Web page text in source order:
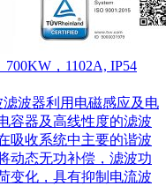
，1102A, IP54
波器利用电磁感应及电
容器及高线性度的滤波
吸收系统中主要的谐波
动态无功补偿，滤波功
变化，具有抑制电流波